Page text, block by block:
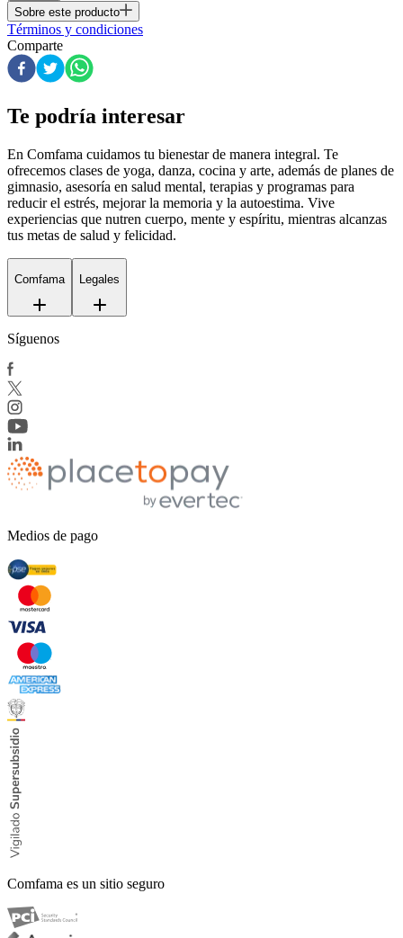
Sobre este producto
Términos y condiciones
Comparte
Te podría interesar
En Comfama cuidamos tu bienestar de manera integral. Te
ofrecemos clases de yoga, danza, cocina y arte, además de planes de
gimnasio, asesoría en salud mental, terapias y programas para
reducir el estrés, mejorar la memoria y la autoestima. Vive
experiencias que nutren cuerpo, mente y espíritu, mientras alcanzas
tus metas de salud y felicidad.
Comfama Legales
Síguenos
Medios de pago
Comfama es un sitio seguro